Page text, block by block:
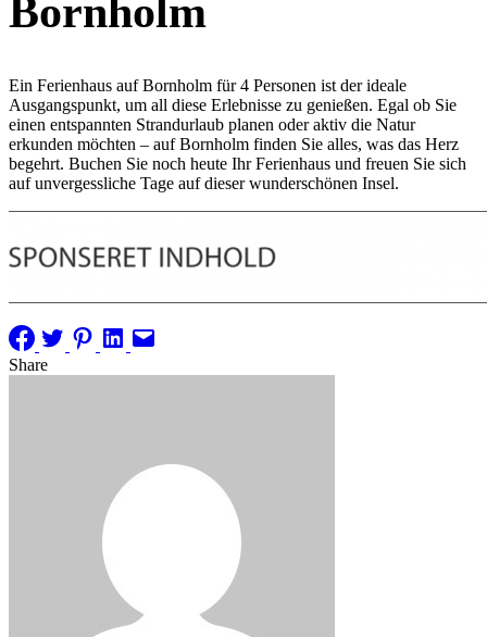
Bornholm
Ein Ferienhaus auf Bornholm für 4 Personen ist der ideale
Ausgangspunkt, um all diese Erlebnisse zu genießen. Egal ob Sie
einen entspannten Strandurlaub planen oder aktiv die Natur
erkunden möchten – auf Bornholm finden Sie alles, was das Herz
begehrt. Buchen Sie noch heute Ihr Ferienhaus und freuen Sie sich
auf unvergessliche Tage auf dieser wunderschönen Insel.
Share